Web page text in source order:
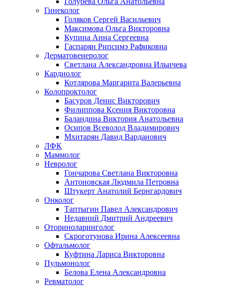
Гинеколог
Голяков Сергей Васильевич
Максимова Ольга Викторовна
Купина Анна Сергеевна
Гаспарян Рипсимэ Рафиковна
Дерматовенеролог
Светлана Александровна Ильичева
Кардиолог
Котлярова Маргарита Валерьевна
Колопроктолог
Басуров Денис Викторович
Филиппова Ксения Викторовна
Баландина Виктория Анатольевна
Осипов Всеволод Владимирович
Мхитарян Давид Варданович
ЛФК
Маммолог
Невролог
Гончарова Светлана Викторовна
Антоновская Людмила Петровна
Штукерт Анатолий Бернгардович
Онколог
Таптыгин Павел Александрович
Недавний Дмитрий Андреевич
Оториноларинголог
Скроготунова Ирина Алексеевна
Офтальмолог
Куфтина Лариса Викторовна
Пульмонолог
Белова Елена Александровна
Ревматолог